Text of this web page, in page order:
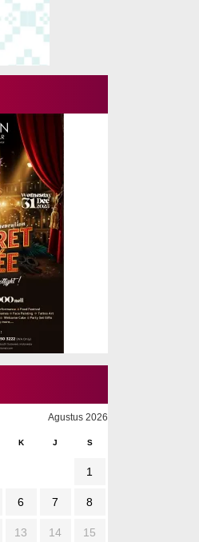
Agustus 2026
K J S
1
6 7 8
13 14 15